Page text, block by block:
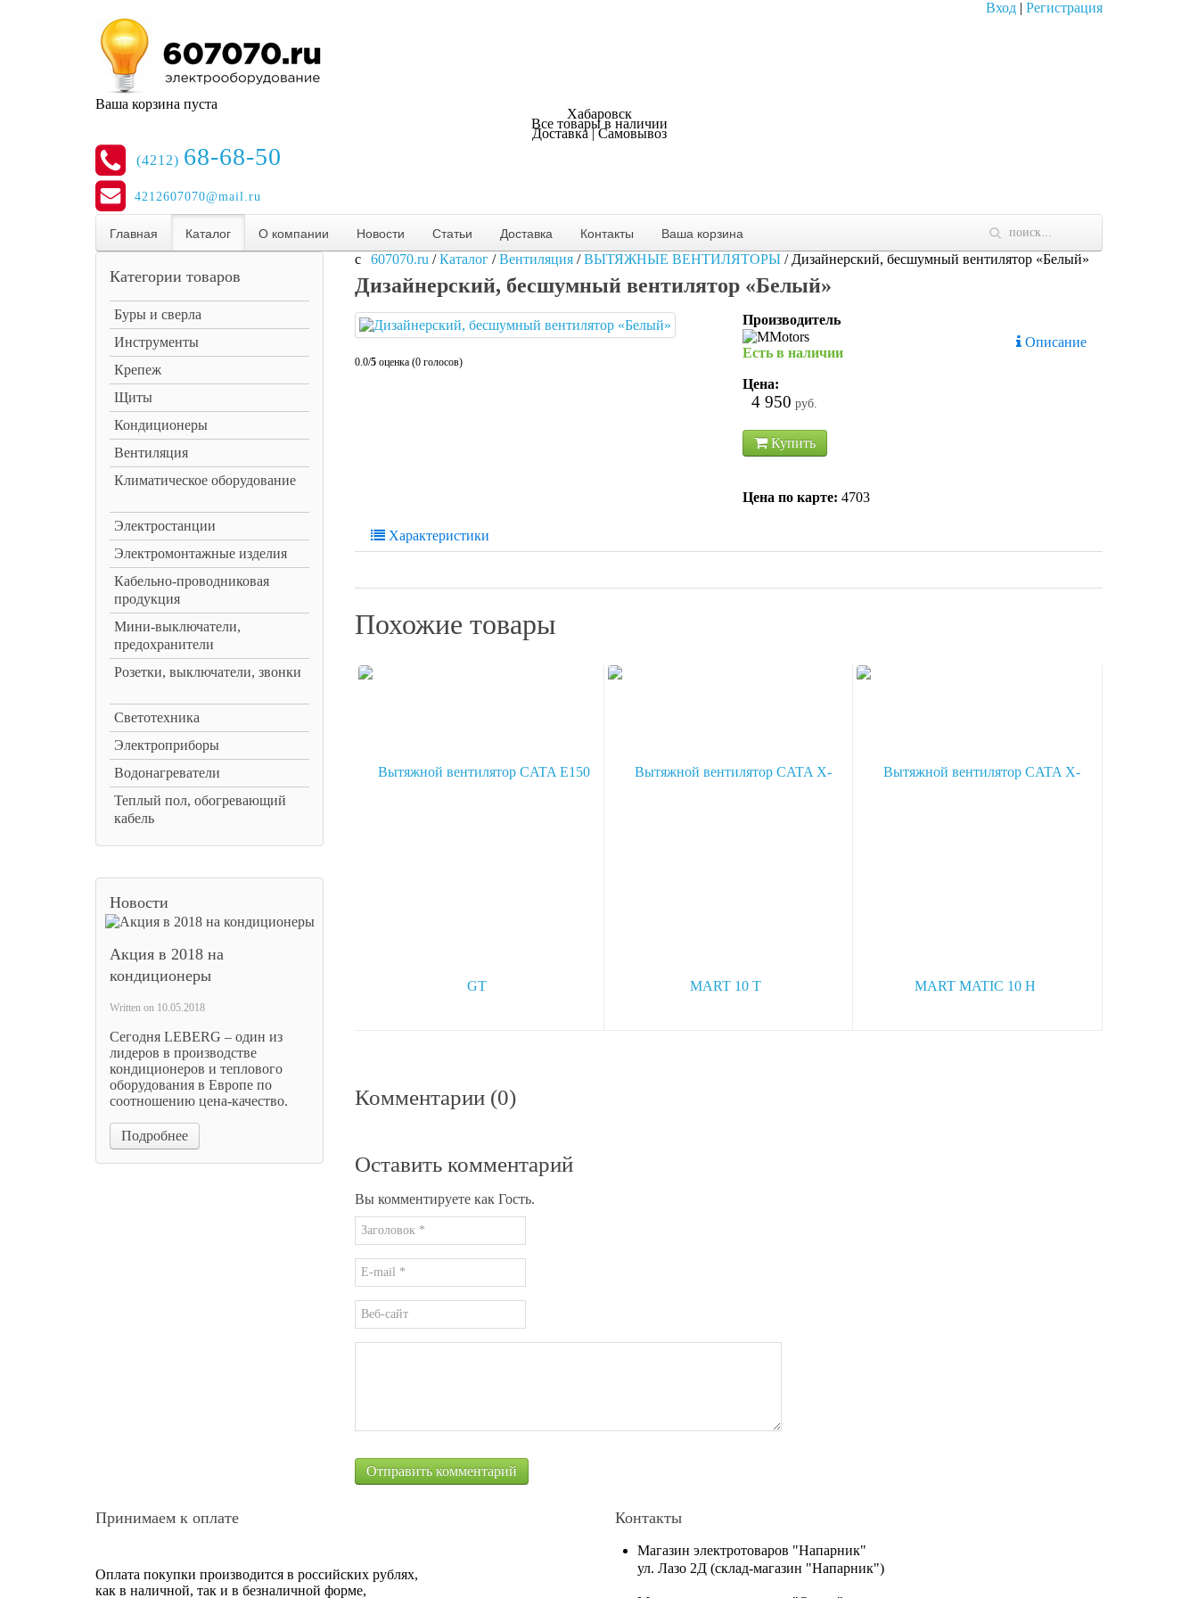
Вход | Регистрация
Ваша корзина пуста
Хабаровск
Все товары в наличии
Доставка | Самовывоз
(4212) 68-68-50
4212607070@mail.ru
Главная Каталог О компании Новости Статьи Доставка Контакты Ваша корзина
607070.ru /Каталог /Вентиляция /ВЫТЯЖНЫЕ ВЕНТИЛЯТОРЫ / Дизайнерский, бесшумный вентилятор «Белый»
Дизайнерский, бесшумный вентилятор «Белый»
0.0/5 оценка (0 голосов)
Производитель
Есть в наличии
Цена:
4 950 руб.
Купить
Цена по карте: 4703
Описание
Характеристики
Похожие товары
Комментарии (0)
Оставить комментарий
Вы комментируете как Гость.
Категории товаров
Буры и сверла
Инструменты
Крепеж
Щиты
Кондиционеры
Вентиляция
Климатическое оборудование
Электростанции
Электромонтажные изделия
Кабельно-проводниковая
продукция
Мини-выключатели,
предохранители
Розетки, выключатели, звонки
Светотехника
Электроприборы
Водонагреватели
Теплый пол, обогревающий
кабель
Новости
Акция в 2018 на
кондиционеры
Written on 10.05.2018
Сегодня LEBERG – один из
лидеров в производстве
кондиционеров и теплового
оборудования в Европе по
соотношению цена-качество.
Подробнее
Принимаем к оплате
Оплата покупки производится в российских рублях,
как в наличной, так и в безналичной форме,
Контакты
Магазин электротоваров "Напарник"
ул. Лазо 2Д (склад-магазин "Напарник")